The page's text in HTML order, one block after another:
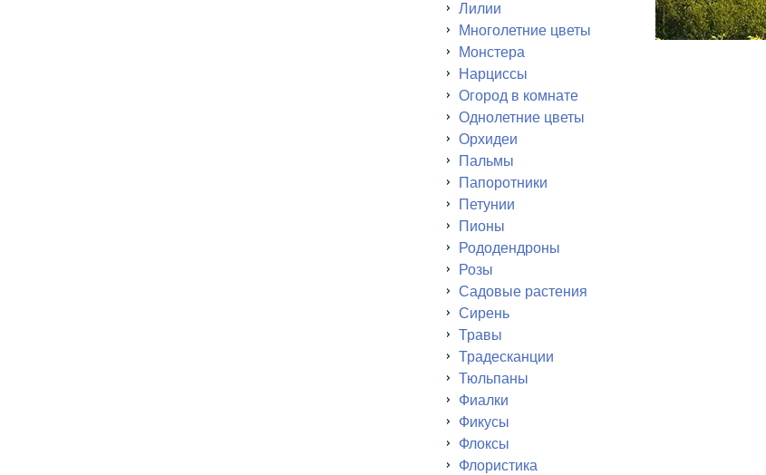
Лилии
Многолетние цветы
Монстера
Нарциссы
Огород в комнате
Однолетние цветы
Орхидеи
Пальмы
Папоротники
Петунии
Пионы
Рододендроны
Розы
Садовые растения
Сирень
Травы
Традесканции
Тюльпаны
Фиалки
Фикусы
Флоксы
Флористика